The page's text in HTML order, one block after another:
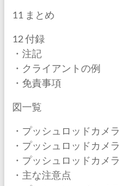
11 まとめ
12 付録
・注記
・クライアントの例
・免責事項
図一覧
・プッシュロッドカメ
・プッシュロッドカメ
・プッシュロッドカメ
・主な注意点